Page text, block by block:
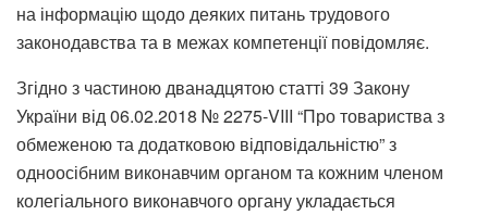
на інформацію щодо деяких питань трудового
законодавства та в межах компетенції повідомляє.
Згідно з частиною дванадцятою статті 39 Закону
України від 06.02.2018 № 2275-VIII “Про товариства з
обмеженою та додатковою відповідальністю” з
одноосібним виконавчим органом та кожним членом
колегіального виконавчого органу укладається